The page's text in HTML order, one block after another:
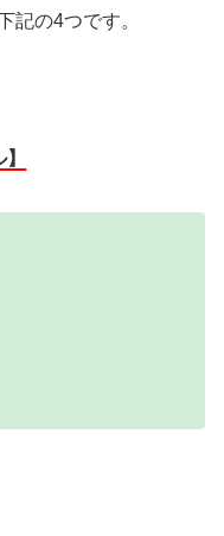
記の4つです。